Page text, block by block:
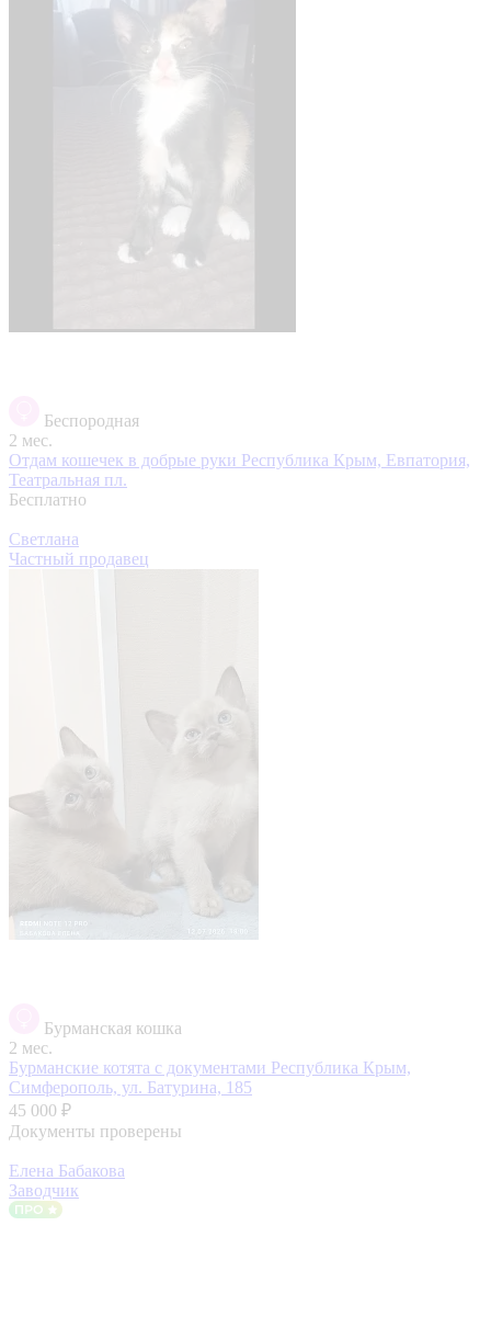
Беспородная
2 мес.
Отдам кошечек в добрые руки Республика Крым, Евпатория,
Театральная пл.
Бесплатно
Светлана
Частный продавец
Бурманская кошка
2 мес.
Бурманские котята с документами Республика Крым,
Симферополь, ул. Батурина, 185
45 000 ₽
Документы проверены
Елена Бабакова
Заводчик